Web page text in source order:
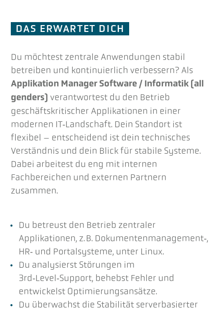
DAS ERWARTET DICH
Du möchtest zentrale Anwendungen stabil
betreiben und kontinuierlich verbessern? Als
Applikation Manager Software / Informatik (all
genders) verantwortest du den Betrieb
geschäftskritischer Applikationen in einer
modernen IT‑Landschaft. Dein Standort ist
flexibel – entscheidend ist dein technisches
Verständnis und dein Blick für stabile Systeme.
Dabei arbeitest du eng mit internen
Fachbereichen und externen Partnern
zusammen.
Du betreust den Betrieb zentraler
Applikationen, z. B. Dokumentenmanagement‑,
HR‑ und Portalsysteme, unter Linux.
Du analysierst Störungen im
3rd‑Level‑Support, behebst Fehler und
entwickelst Optimierungsansätze.
Du überwachst die Stabilität serverbasierter